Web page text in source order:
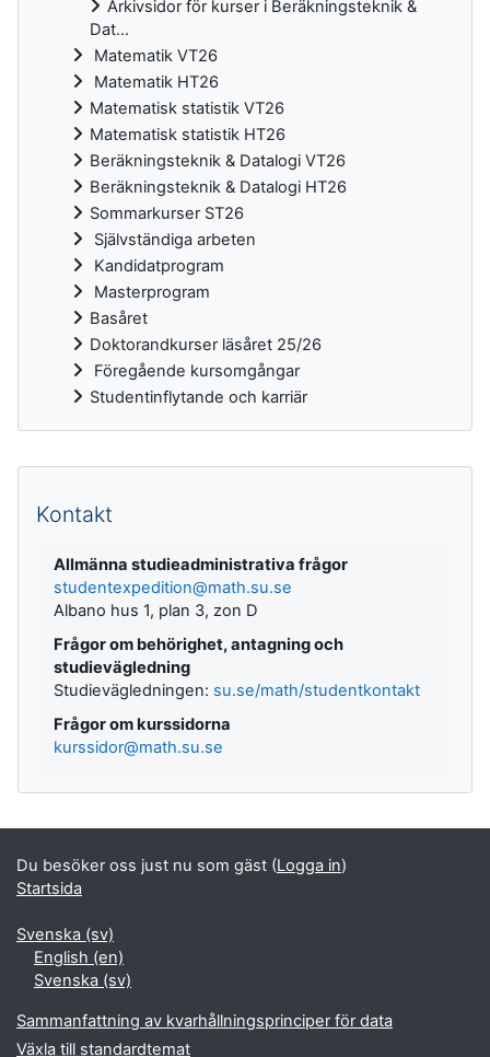
Arkivsidor för kurser i Beräkningsteknik &
Dat...
Matematik VT26
Matematik HT26
Matematisk statistik VT26
Matematisk statistik HT26
Beräkningsteknik & Datalogi VT26
Beräkningsteknik & Datalogi HT26
Sommarkurser ST26
Självständiga arbeten
Kandidatprogram
Masterprogram
Basåret
Doktorandkurser läsåret 25/26
Föregående kursomgångar
Studentinflytande och karriär
Kompletterande block
Kontakt
Allmänna studieadministrativa frågor
studentexpedition@math.su.se
Albano hus 1, plan 3, zon D
Frågor om behörighet, antagning och
studievägledning
Studievägledningen: su.se/math/studentkontakt
Frågor om kurssidorna
kurssidor@math.su.se
Du besöker oss just nu som gäst (Logga in)
Startsida
Svenska ‎(sv)‎
English ‎(en)‎
Svenska ‎(sv)‎
Sammanfattning av kvarhållningsprinciper för data
Växla till standardtemat